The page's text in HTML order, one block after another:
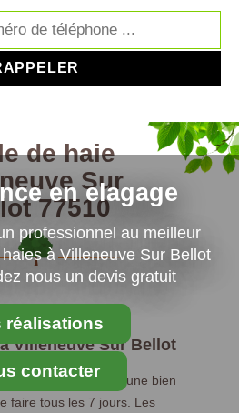
en elagage
professionnel au meilleur
à Villeneuve Sur Bellot
nous un devis gratuit
réalisations
contacter
de haie
Sur
77510
Villeneuve Sur Bellot
avant toutes chose une bien
faire tous les 7 jours. Les